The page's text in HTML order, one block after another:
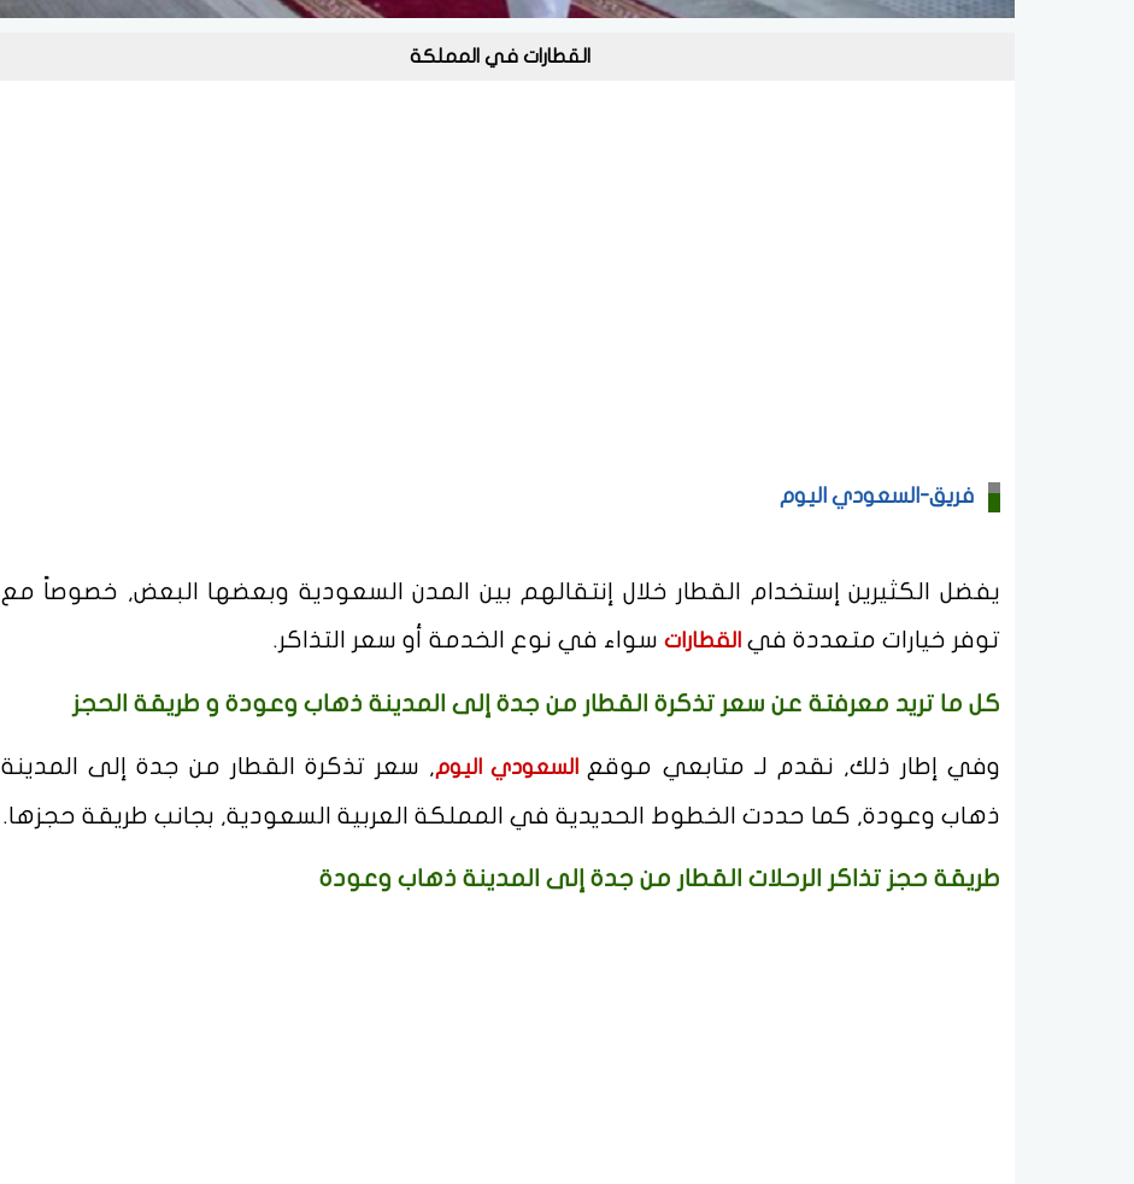
القطارات في المملكة
فريق-السعودي اليوم
يفضل الكثيرين إستخدام القطار خلال إنتقالهم بين المدن السعودية وبعضها البعض, خصوصاً مع
توفر خيارات متعددة في القطارات سواء في نوع الخدمة أو سعر التذاكر.
كل ما تريد معرفتة عن سعر تذكرة القطار من جدة إلى المدينة ذهاب وعودة و طريقة الحجز
وفي إطار ذلك, نقدم لـ متابعي موقع السعودي اليوم, سعر تذكرة القطار من جدة إلى المدينة
ذهاب وعودة, كما حددت الخطوط الحديدية في المملكة العربية السعودية, بجانب طريقة حجزها.
طريقة حجز تذاكر الرحلات القطار من جدة إلى المدينة ذهاب وعودة